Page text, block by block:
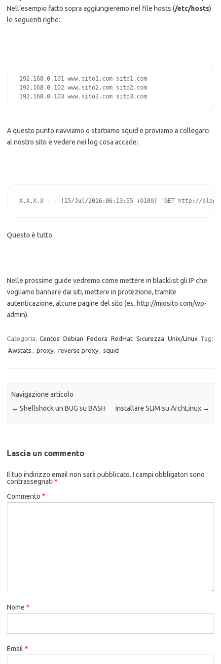
Nell’esempio fatto sopra aggiungieremo nel file hosts (/etc/hosts)
le seguenti righe:
192.168.0.101 www.sito1.com sito1.com
192.168.0.102 www.sito2.com sito2.com
192.168.0.103 www.sito3.com sito3.com
A questo punto riavviamo o startiamo squid e proviamo a collegarci
al nostro sito e vedere nei log cosa accade:
X.X.X.X - - [15/Jul/2016:06:13:55 +0100] "GET http://
Questo è tutto.
Nelle prossime guide vedremo come mettere in blacklist gli IP che
vogliamo bannare dai siti, mettere in protezione, tramite
autenticazione, alcune pagine del sito (es. http://miosito.com/wp-
admin).
Categoria: Centos Debian Fedora RedHat Sicurezza Unix/Linux Tag:
Awstats , proxy, reverse proxy, squid
Navigazione articolo
← Shellshock un BUG su BASH Installare SLIM su ArchLinux →
Lascia un commento
Il tuo indirizzo email non sarà pubblicato. I campi obbligatori sono
contrassegnati *
Commento *
Nome *
Email *